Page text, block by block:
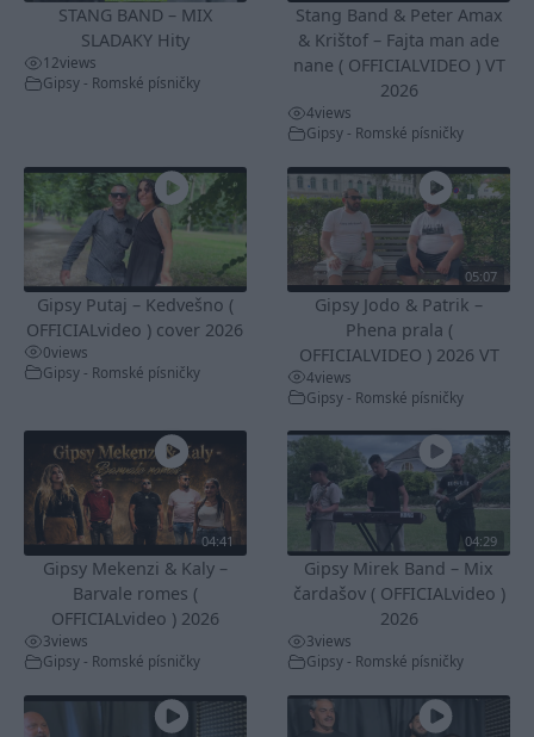
STANG BAND – MIX
SLADAKY Hity
12views
Gipsy - Romské písničky
Stang Band & Peter Amax
& Krištof – Fajta man ade
nane ( OFFICIALVIDEO ) VT
2026
4views
Gipsy - Romské písničky
Gipsy Putaj – Kedvešno (
OFFICIALvideo ) cover 2026
0views
Gipsy - Romské písničky
05:07
Gipsy Jodo & Patrik –
Phena prala (
OFFICIALVIDEO ) 2026 VT
4views
Gipsy - Romské písničky
04:41
Gipsy Mekenzi & Kaly –
Barvale romes (
OFFICIALvideo ) 2026
3views
Gipsy - Romské písničky
04:29
Gipsy Mirek Band – Mix
čardašov ( OFFICIALvideo )
2026
3views
Gipsy - Romské písničky